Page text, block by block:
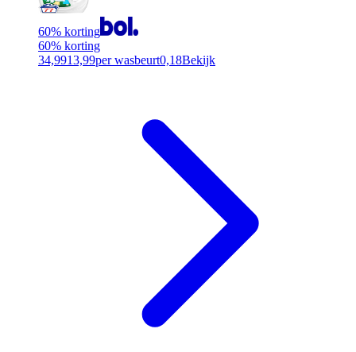
60% korting
60% korting
34,9913,99per wasbeurt0,18Bekijk